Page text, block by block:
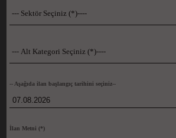
-- Aşağıda ilan başlangıç tarihini seçiniz--
İlan Metni(*)